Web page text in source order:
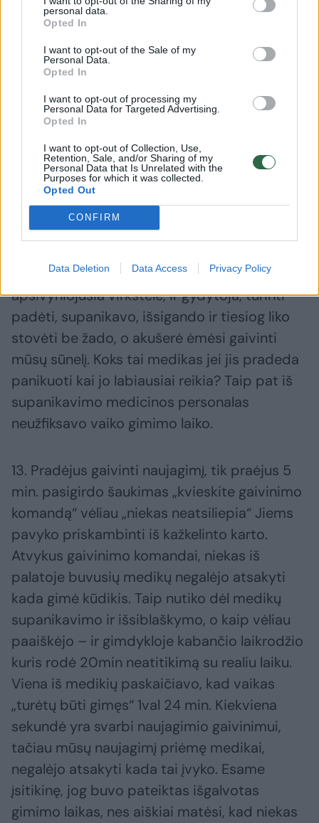
personal data.
Opted In
I want to opt-out of the Sale of my
Personal Data.
Opted In
I want to opt-out of processing my
Personal Data for Targeted Advertising.
Opted In
I want to opt-out of Collection, Use,
Retention, Sale, and/or Sharing of my
Personal Data that Is Unrelated with the
Purposes for which it was collected.
Opted Out
CONFIRM
Data Deletion Data Access Privacy Policy
rūpestinga sveikatos paslauga?
11. Stūmimo metu aparatas fiksuojantis vaiko
širdies darbą nukrito, tai buvo apie 1 val.
nakties, ir vyras nors pradžioje stengėsi
laikyti prispaudęs pats, turėjo laikyti mane,
todėl aparatą paleido, o medikai net
nesistengė jo pritvirtinti ir stebėti vaiko
gyvybės duomenų!
12. Kai grįžo akušerė, pradėjau stumti ir
atskubėjus, gimė vaikelis, mėlynas, kaklą
apsivyniojusia virkštele, ir gydytoja, turinti
padėti, supanikavo, išsigando ir tiesiog liko
stovėti be žado, o akušerė ėmėsi gaivinti
mūsų sūnelį. Koks tai medikas jei jis pradeda
panikuoti kai jo labiausiai reikia? Taip pat iš
supanikavimo medicinos personalas
neužfiksavo vaiko gimimo laiko.
13. Pradėjus gaivinti naujagimį, tik praėjus 5
min. pasigirdo šaukimas „kvieskite gaivinimo
komandą“ vėliau „niekas neatsiliepia“ Jiems
pavyko priskambinti iš kažkelinto karto.
Atvykus gaivinimo komandai, niekas iš
palatoje buvusių medikų negalėjo atsakyti
kada gimė kūdikis. Taip nutiko dėl medikų
supanikavimo ir išsiblaškymo, o kaip vėliau
paaiškėjo – ir gimdykloje kabančio laikrodžio
kuris rodė 20min neatitikimą su realiu laiku.
Viena iš medikių paskaičiavo, kad vaikas
„turėtų būti gimęs“ 1val 24 min. Kiekviena
sekundė yra svarbi naujagimio gaivinimui,
tačiau mūsų naujagimį priėmę medikai,
negalėjo atsakyti kada tai įvyko. Esame
įsitikinę, jog buvo pateiktas išgalvotas
gimimo laikas, nes aiškiai matėsi, kad niekas